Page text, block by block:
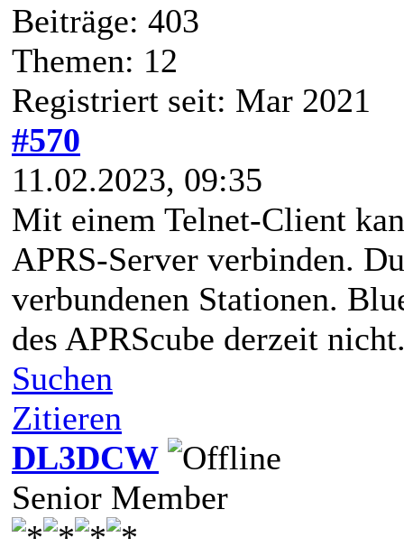
Beiträge: 403
Themen: 12
Registriert seit: Mar 2021
#570
11.02.2023, 09:35
Mit einem Telnet-Client
APRS-Server verbinden.
verbundenen Stationen.
des APRScube derzeit
Suchen
Zitieren
DL3DCW
Senior Member